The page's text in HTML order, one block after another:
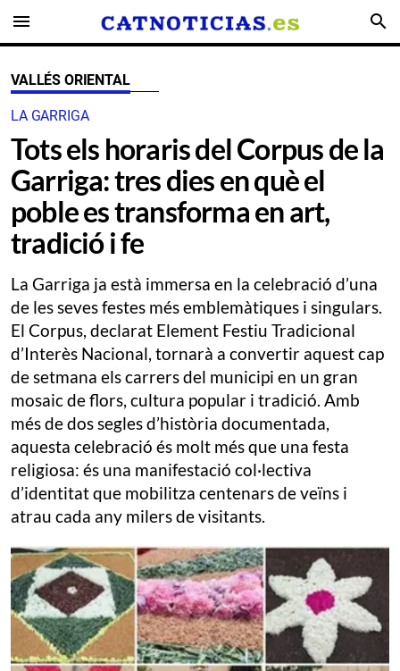
menu search
VALLÉS ORIENTAL
LA GARRIGA
Tots els horaris del Corpus de la
Garriga: tres dies en què el
poble es transforma en art,
tradició i fe
La Garriga ja està immersa en la celebració d’una
de les seves festes més emblemàtiques i singulars.
El Corpus, declarat Element Festiu Tradicional
d’Interès Nacional, tornarà a convertir aquest cap
de setmana els carrers del municipi en un gran
mosaic de flors, cultura popular i tradició. Amb
més de dos segles d’història documentada,
aquesta celebració és molt més que una festa
religiosa: és una manifestació col·lectiva
d’identitat que mobilitza centenars de veïns i
atrau cada any milers de visitants.